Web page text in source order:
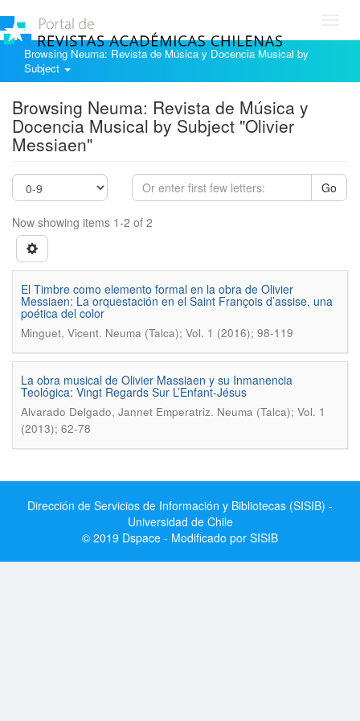
Browsing Neuma: Revista de Música y Docencia Musical by
Subject
Browsing Neuma: Revista de Música y
Docencia Musical by Subject "Olivier
Messiaen"
Go
Now showing items 1-2 of 2
El Timbre como elemento formal en la obra de Olivier
Messiaen: La orquestación en el Saint François d’assise, una
poética del color
Minguet, Vicent. Neuma (Talca); Vol. 1 (2016); 98-119
La obra musical de Olivier Massiaen y su Inmanencia
Teológica: Vingt Regards Sur L’Enfant-Jésus
Alvarado Delgado, Jannet Emperatriz. Neuma (Talca); Vol. 1
(2013); 62-78
Dirección de Servicios de Información y Bibliotecas (SISIB) -
Universidad de Chile
© 2019 Dspace - Modificado por SISIB